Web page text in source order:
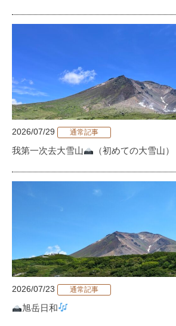
2026/07/29 通常記事
我第一次去大雪山 （初めての大雪山）
2026/07/23 通常記事
旭岳日和